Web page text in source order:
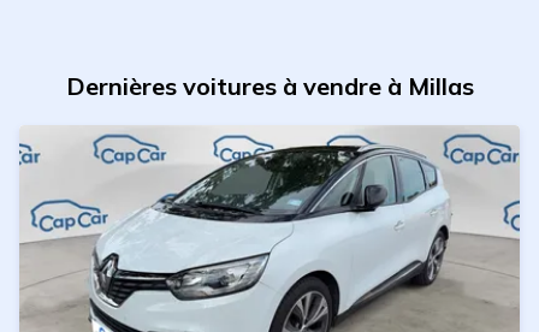
Dernières voitures à vendre à Millas